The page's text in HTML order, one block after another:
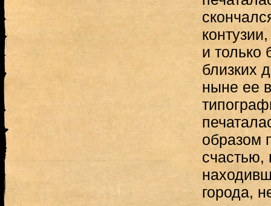
и только
близких
ныне ее
образом
города,